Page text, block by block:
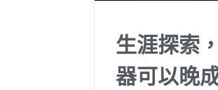
生涯探索
器可以晚